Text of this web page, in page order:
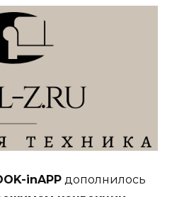
inAPP дополнилось